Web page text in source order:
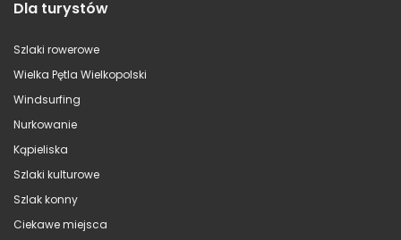
Dla turystów
Szlaki rowerowe
Wielka Pętla Wielkopolski
Windsurfing
Nurkowanie
Kąpieliska
Szlaki kulturowe
Szlak konny
Ciekawe miejsca